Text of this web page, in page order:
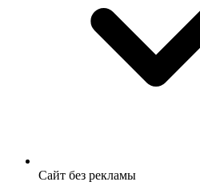
Сайт без рекламы